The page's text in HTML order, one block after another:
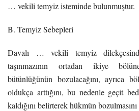
… vekili temyiz isteminde bulunmuştur.
B. Temyiz Sebepleri
Davalı … vekili temyiz
taşınmazının ortadan ikiye
bütünlüğünün bozulacağını, ayrıca
oldukça arttığını, bu nedenle geçit
kaldığını belirterek hükmün